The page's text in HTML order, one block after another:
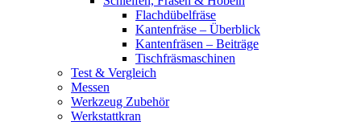
Flachdübelfräse
Kantenfräse – Überblick
Kantenfräsen – Beiträge
Tischfräsmaschinen
Test & Vergleich
Messen
Werkzeug Zubehör
Werkstattkran